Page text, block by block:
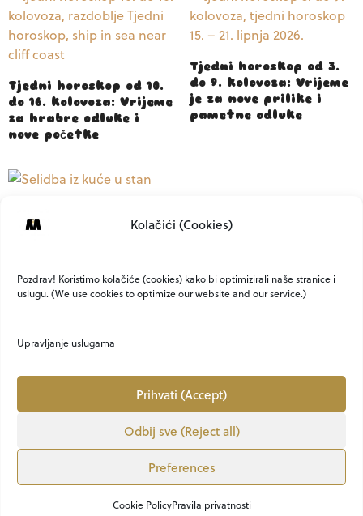
Kolačići (Cookies)
Pozdrav! Koristimo kolačiće (cookies) kako bi optimizirali naše stranice i
uslugu. (We use cookies to optimize our website and our service.)
Upravljanje uslugama
Prihvati (Accept)
Odbij sve (Reject all)
Preferences
Cookie PolicyPravila privatnosti
Tjedni horoskop od 10.
do 16. kolovoza: Vrijeme
za hrabre odluke i
nove početke
Tjedni horoskop od 3.
do 9. kolovoza: Vrijeme
je za nove prilike i
pametne odluke
što trebate znati da
MARKETING PRIVATNOST
VEM ART